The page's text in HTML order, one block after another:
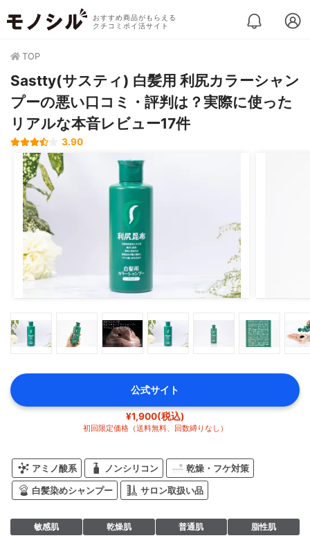
おすすめ商品がもらえる
クチコミポイ活サイト
TOP
Sastty(サスティ) 白髪用 利尻カラーシャン
プーの悪い口コミ・評判は？実際に使った
リアルな本音レビュー17件
3.90
公式サイト
¥1,900(税込)
初回限定価格（送料無料、回数縛りなし）
アミノ酸系 ノンシリコン 乾燥・フケ対策
白髪染めシャンプー サロン取扱い品
敏感肌 乾燥肌 普通肌 脂性肌